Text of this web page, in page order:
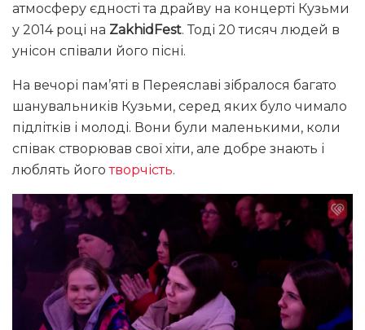
атмосферу єдності та драйву на концерті Кузьми
у 2014 році на ZakhidFest. Тоді 20 тисяч людей в
унісон співали його пісні.
На вечорі пам’яті в Переяславі зібралося багато
шанувальників Кузьми, серед яких було чимало
підлітків і молоді. Вони були маленькими, коли
співак створював свої хіти, але добре знають і
люблять йоготворчість.